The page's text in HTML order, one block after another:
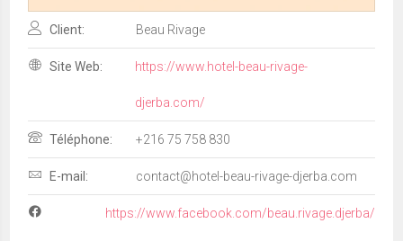
Client: Beau Rivage
Site Web: https://www.hotel-beau-rivage-
djerba.com/
Téléphone: +216 75 758 830
E-mail: contact@hotel-beau-rivage-djerba.com
https://www.facebook.com/beau.rivage.djerba/